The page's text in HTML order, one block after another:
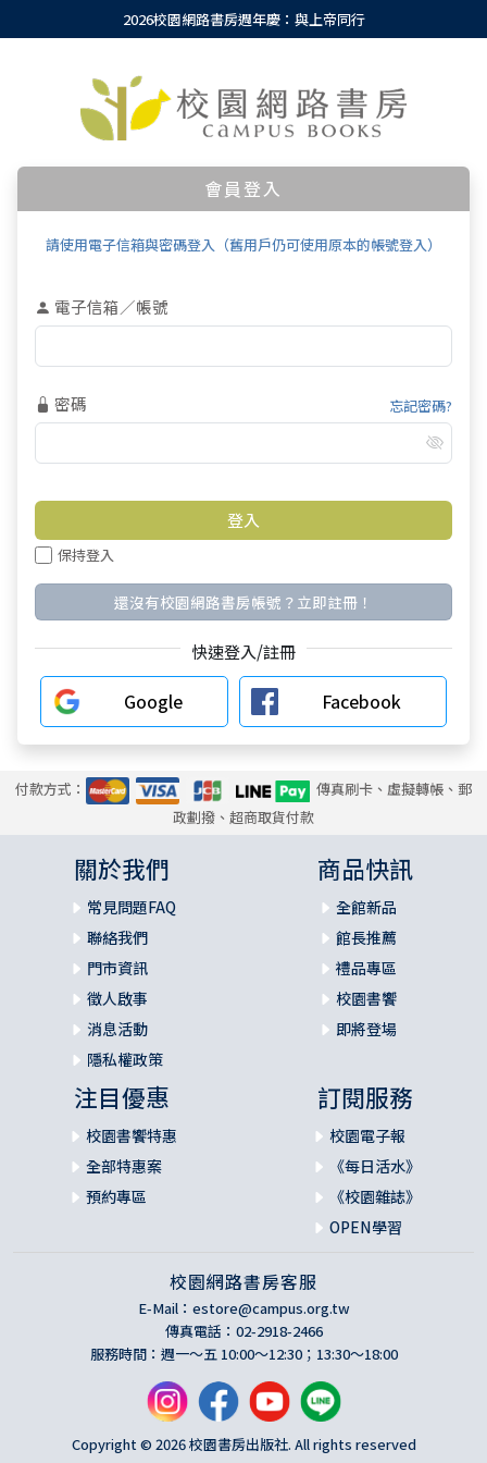
2026校園網路書房週年慶：與上帝同行
會員登入
請使用電子信箱與密碼登入（舊用戶仍可使用原本的帳號登入）
電子信箱／帳號
密碼 忘記密碼?
保持登入
還沒有校園網路書房帳號？立即註冊！
快速登入/註冊
Google Facebook
付款方式：
傳真刷卡、虛擬轉帳、郵
政劃撥、超商取貨付款
關於我們
常見問題FAQ
聯絡我們
門市資訊
徵人啟事
消息活動
隱私權政策
商品快訊
全館新品
館長推薦
禮品專區
校園書饗
即將登場
注目優惠
校園書饗特惠
全部特惠案
預約專區
訂閱服務
校園電子報
《每日活水》
《校園雜誌》
OPEN學習
校園網路書房客服
E-Mail： estore@campus.org.tw
傳真電話：02-2918-2466
服務時間：週一～五 10:00～12:30；13:30～18:00
Copyright © 2026 校園書房出版社. All rights reserved